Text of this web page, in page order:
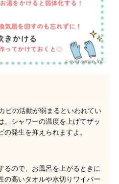
ビの活動が弱まるといわれてい
、シャワーの温度を上げてザッ
発生を抑えられますよ。
るので、お風呂を上がるときに
の高いタオルや水切りワイパー